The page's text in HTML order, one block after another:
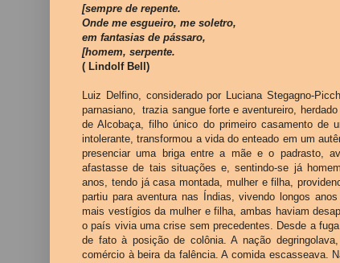
[sempre de repente.
Onde me esgueiro, me soletro,
em fantasias de pássaro,
[homem, serpente.
( Lindolf Bell)
Luiz Delfino, considerado por Luciana Stegagno-
parnasiano, trazia sangue forte e aventureiro,
de Alcobaça, filho único do primeiro casamento de
intolerante, transformou a vida do enteado em um
presenciar uma briga entre a mãe e o padrasto,
afastasse de tais situações e, sentindo-se já
anos, tendo já casa montada, mulher e filha,
partiu para aventura nas Índias, vivendo longos
mais vestígios da mulher e filha, ambas haviam
o país vivia uma crise sem precedentes. Desde a
de fato à posição de colônia. A nação
comércio à beira da falência. A comida escasseava.